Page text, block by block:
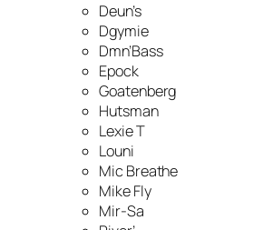
Deun’s
Dgymie
Dmn’Bass
Epock
Goatenberg
Hutsman
Lexie T
Louni
Mic Breathe
Mike Fly
Mir-Sa